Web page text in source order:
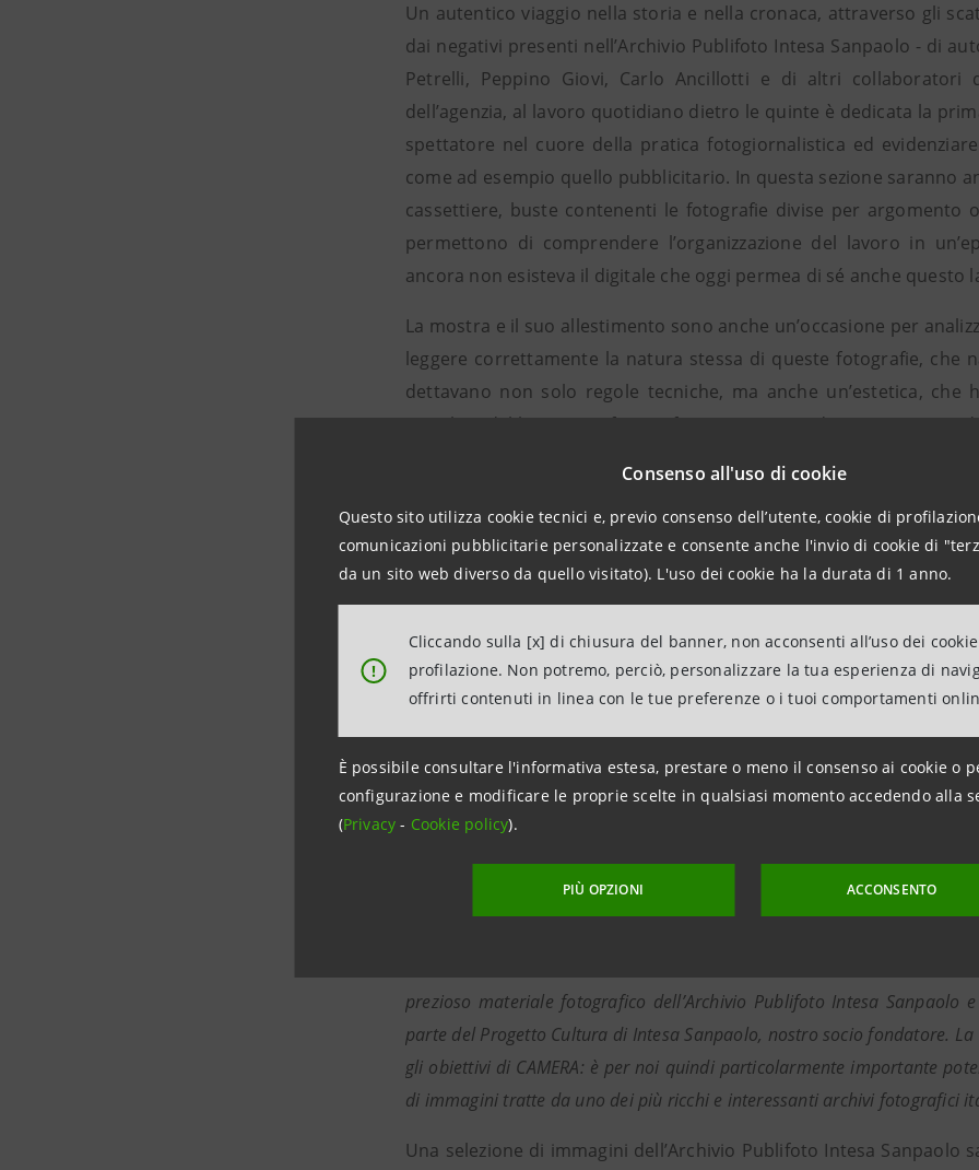
Consenso all'uso di cookie
Questo sito utilizza cookie tecnici e, previo consenso dell’utente, cookie di
comunicazioni pubblicitarie personalizzate e consente anche l'invio di cookie di
da un sito web diverso da quello visitato). L'uso dei cookie ha la durata di 1 anno.
!
Cliccando sulla [x] di chiusura del banner, non acconsenti all’uso dei
profilazione. Non potremo, perciò, personalizzare la tua esperienza di
offrirti contenuti in linea con le tue preferenze o i tuoi comportamenti
È possibile consultare l'informativa estesa, prestare o meno il consenso ai cookie o
configurazione e modificare le proprie scelte in qualsiasi momento accedendo alla
(Privacy- Cookie policy).
PIÙ OPZIONI ACCONSENTO
Un autentico viaggio nella storia e nella cronaca, attraverso gli
dai negativi presenti nell’Archivio Publifoto Intesa Sanpaolo - di
Petrelli, Peppino Giovi, Carlo Ancillotti e di altri collaboratori
dell’agenzia, al lavoro quotidiano dietro le quinte è dedicata la
spettatore nel cuore della pratica fotogiornalistica ed
come ad esempio quello pubblicitario. In questa sezione saranno
cassettiere, buste contenenti le fotografie divise per
permettono di comprendere l’organizzazione del lavoro in
ancora non esisteva il digitale che oggi permea di sé anche questo
La mostra e il suo allestimento sono anche un’occasione per
leggere correttamente la natura stessa di queste fotografie, che
dettavano non solo regole tecniche, ma anche un’estetica,
popolare del linguaggio fotografico. Una visione dunque a 360
Per sottolineare il legame con la realtà odierna dell’Archivio,
per la mostra dal fotografo Pino Musi, che rappresentano e
Intesa Sanpaolo nella sua attuale collocazione.
- Executive Director Arte, Cultura
è custode di uno straordinario patrimonio, ricco di opere d’arte e di
ricostruiscono la storia dell’Italia. Promuoverne la conoscenza,
modo per sottolineare, ancora una volta, l’impegno di Intesa
riflessione sulle radici e sull’identità nazionale. Questa nostra
sue ragioni nella passione e dedizione con cui vogliamo
ulteriore testimonianza questa mostra, dedicata agli importanti
entrati nell’Archivio Storico di Intesa Sanpaolo, che sottolinea
CAMERA e rinnova l’interesse della Banca per la fotografia, linguaggio
Cultura su Torino.
prezioso materiale fotografico dell’Archivio Publifoto Intesa
parte del Progetto Cultura di Intesa Sanpaolo, nostro socio fondatore.
gli obiettivi di CAMERA: è per noi quindi particolarmente importante
di immagini tratte da uno dei più ricchi e interessanti archivi fotografici
Una selezione di immagini dell’Archivio Publifoto Intesa Sanpaolo